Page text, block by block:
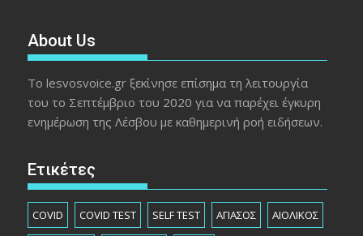
About Us
Το lesvosvoice.gr ξεκίνησε επίσημα τη λειτουργία
του το Σεπτέμβριο του 2020 για να παρέχει έγκυρη
ενημέρωση της Λέσβου με καθημερινή ροή ειδήσεων.
Ετικέτες
COVID COVID TEST SELF TEST ΑΓΙΑΣΟΣ ΑΙΟΛΙΚΟΣ